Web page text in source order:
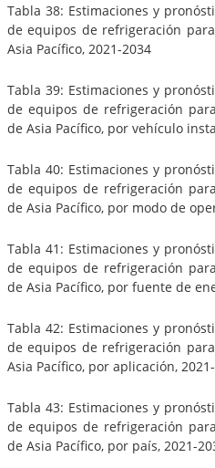
Tabla 38: Estimaciones y
de equipos de refrigeración
Asia Pacífico, 2021-2034
Tabla 39: Estimaciones y
de equipos de refrigeración
de Asia Pacífico, por vehículo
Tabla 40: Estimaciones y
de equipos de refrigeración
de Asia Pacífico, por modo de
Tabla 41: Estimaciones y
de equipos de refrigeración
de Asia Pacífico, por fuente de
Tabla 42: Estimaciones y
de equipos de refrigeración
Asia Pacífico, por aplicación,
Tabla 43: Estimaciones y
de equipos de refrigeración
de Asia Pacífico, por país, 2021-